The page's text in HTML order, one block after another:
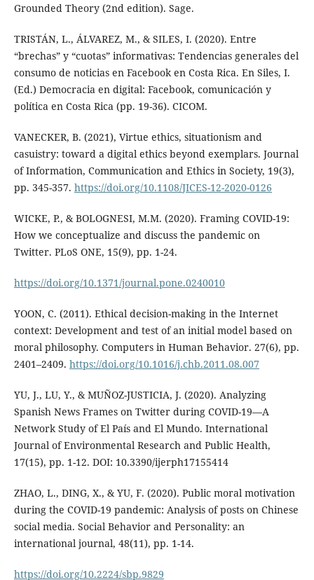
Grounded Theory (2nd edition). Sage.
TRISTÁN, L., ÁLVAREZ, M., & SILES, I. (2020). Entre
“brechas” y “cuotas” informativas: Tendencias generales del
consumo de noticias en Facebook en Costa Rica. En Siles, I.
(Ed.) Democracia en digital: Facebook, comunicación y
política en Costa Rica (pp. 19-36). CICOM.
VANECKER, B. (2021), Virtue ethics, situationism and
casuistry: toward a digital ethics beyond exemplars. Journal
of Information, Communication and Ethics in Society, 19(3),
pp. 345-357. https://doi.org/10.1108/JICES-12-2020-0126
WICKE, P., & BOLOGNESI, M.M. (2020). Framing COVID-19:
How we conceptualize and discuss the pandemic on
Twitter. PLoS ONE, 15(9), pp. 1-24.
https://doi.org/10.1371/journal.pone.0240010
YOON, C. (2011). Ethical decision-making in the Internet
context: Development and test of an initial model based on
moral philosophy. Computers in Human Behavior. 27(6), pp.
2401–2409. https://doi.org/10.1016/j.chb.2011.08.007
YU, J., LU, Y., & MUÑOZ-JUSTICIA, J. (2020). Analyzing
Spanish News Frames on Twitter during COVID-19—A
Network Study of El País and El Mundo. International
Journal of Environmental Research and Public Health,
17(15), pp. 1-12. DOI: 10.3390/ijerph17155414
ZHAO, L., DING, X., & YU, F. (2020). Public moral motivation
during the COVID-19 pandemic: Analysis of posts on Chinese
social media. Social Behavior and Personality: an
international journal, 48(11), pp. 1-14.
https://doi.org/10.2224/sbp.9829